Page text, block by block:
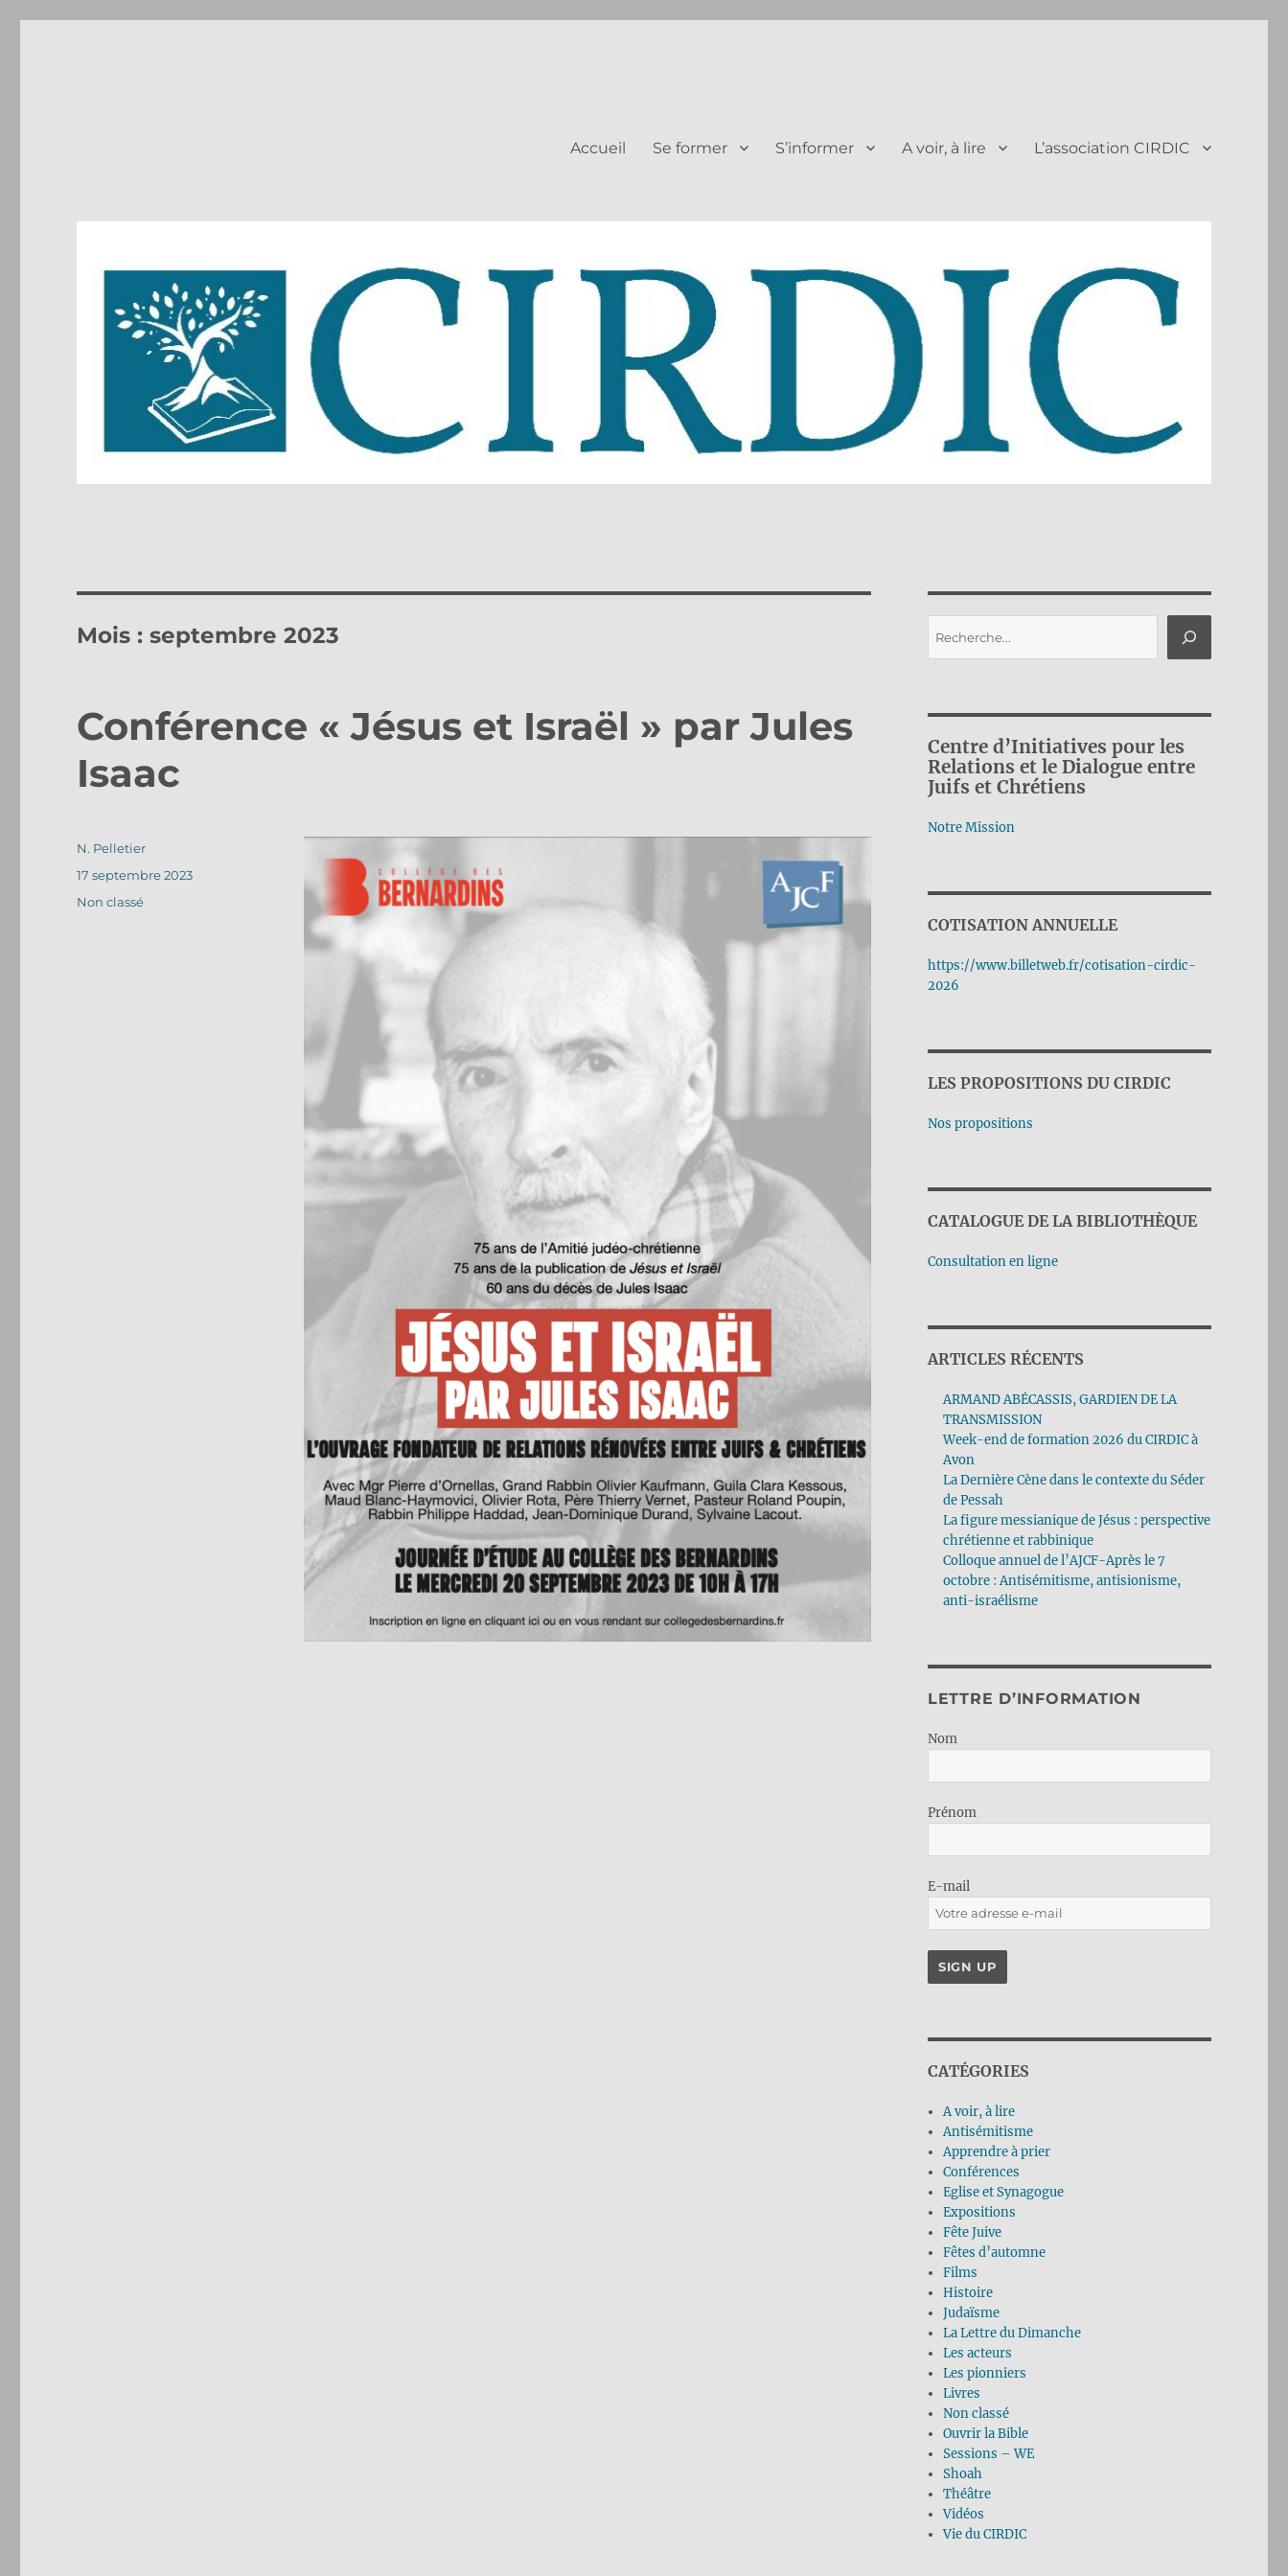
Accueil Se former S’informer A voir, à lire L’association CIRDIC
Mois :septembre 2023
Conférence « Jésus et Israël » par Jules
Isaac
Auteur
N. Pelletier
Publié
17 septembre 2023
Catégories
Non classé
Centre d’Initiatives pour les
Relations et le Dialogue entre
Juifs et Chrétiens
Notre Mission
COTISATION ANNUELLE
https://www.billetweb.fr/cotisation-cirdic-
2026
LES PROPOSITIONS DU CIRDIC
Nos propositions
CATALOGUE DE LA BIBLIOTHÈQUE
Consultation en ligne
ARTICLES RÉCENTS
ARMAND ABÉCASSIS, GARDIEN DE LA
TRANSMISSION
Week-end de formation 2026 du CIRDIC à
Avon
La Dernière Cène dans le contexte du Séder
de Pessah
La figure messianique de Jésus : perspective
chrétienne et rabbinique
Colloque annuel de l’AJCF-Après le 7
octobre : Antisémitisme, antisionisme,
anti-israélisme
LETTRE D’INFORMATION
Nom
Prénom
E-mail
CATÉGORIES
A voir, à lire
Antisémitisme
Apprendre à prier
Conférences
Eglise et Synagogue
Expositions
Fête Juive
Fêtes d’automne
Films
Histoire
Judaïsme
La Lettre du Dimanche
Les acteurs
Les pionniers
Livres
Non classé
Ouvrir la Bible
Sessions – WE
Shoah
Théâtre
Vidéos
Vie du CIRDIC